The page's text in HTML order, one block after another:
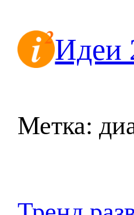
содержимомуИдеи
Метка: